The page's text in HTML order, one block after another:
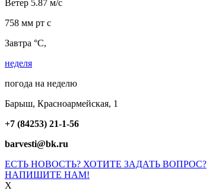
Ветер 5.87 м/с
758 мм рт с
Завтра °C,
неделя
погода на неделю
Барыш, Красноармейская, 1
+7 (84253) 21-1-56
barvesti@bk.ru
ЕСТЬ НОВОСТЬ? ХОТИТЕ ЗАДАТЬ ВОПРОС?
НАПИШИТЕ НАМ!
X